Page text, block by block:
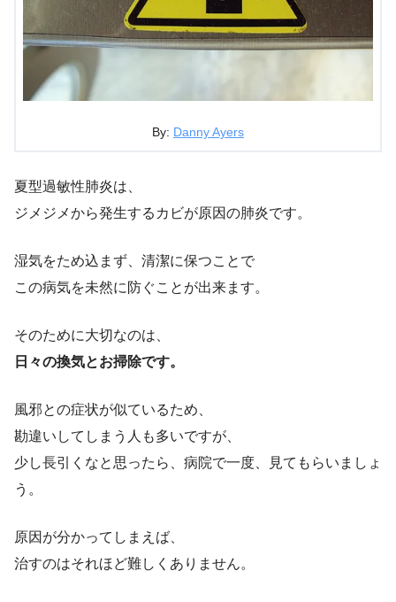
By: Danny Ayers
夏型過敏性肺炎は、
ジメジメから発生するカビが原因の肺炎です。
湿気をため込まず、清潔に保つことで
この病気を未然に防ぐことが出来ます。
そのために大切なのは、
日々の換気とお掃除です。
風邪との症状が似ているため、
勘違いしてしまう人も多いですが、
少し長引くなと思ったら、病院で一度、見てもらいましょ
う。
原因が分かってしまえば、
治すのはそれほど難しくありません。